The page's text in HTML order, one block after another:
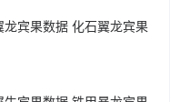
宾果数据 化石翼龙宾果